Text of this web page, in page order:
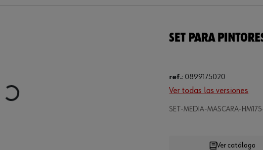
Loading...
SET PARA
ref.: 0899175020
Ver todas las versiones
SET-MEDIA-MASCARA-
Loading...
Ver catálogo